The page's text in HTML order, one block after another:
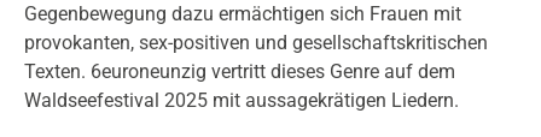
Gegenbewegung dazu ermächtigen sich Frauen mit
provokanten, sex-positiven und gesellschaftskritischen
Texten. 6euroneunzig vertritt dieses Genre auf dem
Waldseefestival 2025 mit aussagekrätigen Liedern.